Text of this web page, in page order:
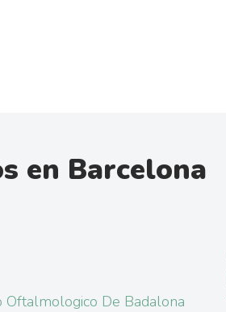
en Barcelona
Oftalmologico De Badalona